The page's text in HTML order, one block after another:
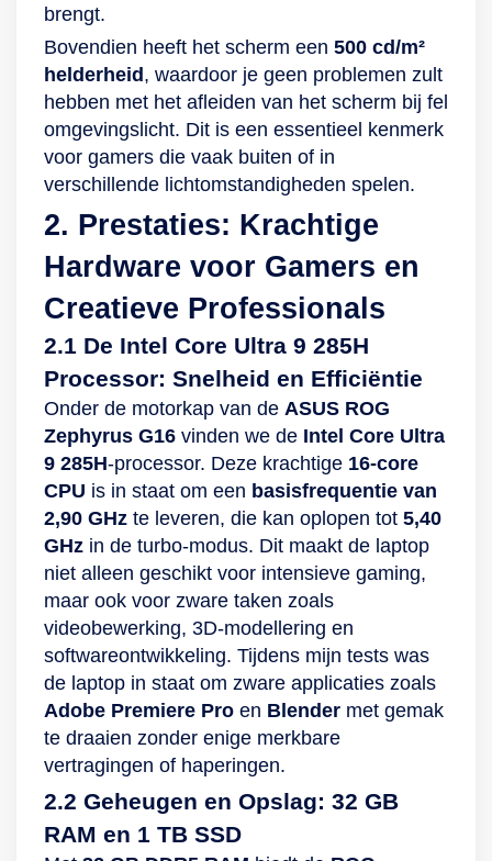
brengt.
Bovendien heeft het scherm een 500 cd/m²
helderheid , waardoor je geen problemen zult
hebben met het afleiden van het scherm bij fel
omgevingslicht. Dit is een essentieel kenmerk
voor gamers die vaak buiten of in
verschillende lichtomstandigheden spelen.
2. Prestaties: Krachtige
Hardware voor Gamers en
Creatieve Professionals
2.1 De Intel Core Ultra 9 285H
Processor: Snelheid en Efficiëntie
Onder de motorkap van de ASUS ROG
Zephyrus G16 vinden we de Intel Core Ultra
9 285H-processor. Deze krachtige 16-core
CPU is in staat om een basisfrequentie van
2,90 GHz te leveren, die kan oplopen tot 5,40
GHz in de turbo-modus. Dit maakt de laptop
niet alleen geschikt voor intensieve gaming,
maar ook voor zware taken zoals
videobewerking, 3D-modellering en
softwareontwikkeling. Tijdens mijn tests was
de laptop in staat om zware applicaties zoals
Adobe Premiere Pro en Blender met gemak
te draaien zonder enige merkbare
vertragingen of haperingen.
2.2 Geheugen en Opslag: 32 GB
RAM en 1 TB SSD